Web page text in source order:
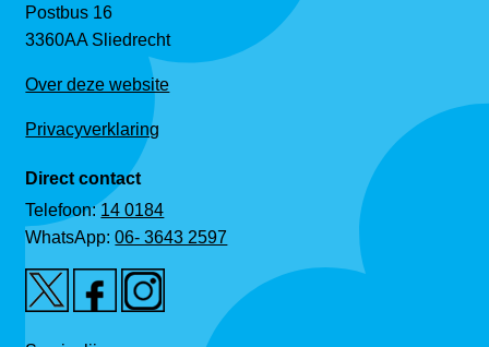
Postbus 16
3360AA Sliedrecht
Over deze website
Privacyverklaring
Direct contact
Telefoon:14 0184
WhatsApp:06- 3643 2597